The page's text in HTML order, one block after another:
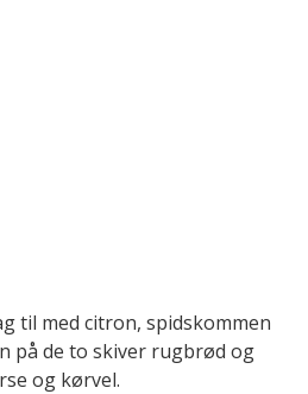
til med citron, spidskommen
på de to skiver rugbrød og
og kørvel.